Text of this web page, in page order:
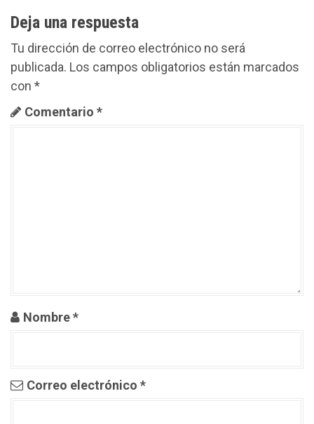
g
a
c
i
ó
r
a
Deja una respuesta
Tu dirección de correo electrónico no será
publicada. Los campos obligatorios están marcados
con *
Comentario *
Nombre*
Correo electrónico *